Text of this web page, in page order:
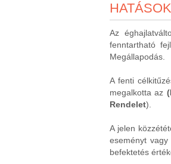
Az
fenntartható
Megállapodás.
A fenti
megalkotta az
Rendelet).
A jelen
eseményt
befektetés